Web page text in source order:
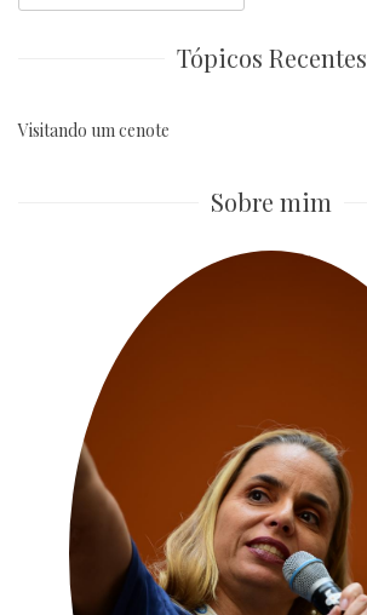
for:
Tópicos Recentes
Visitando um cenote
Sobre mim